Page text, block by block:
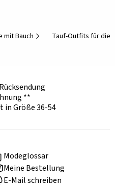
mit Bauch Tauf-Outfits für die
**
in Größe 36-54
Modeglossar
Meine Bestellung
E-Mail schreiben